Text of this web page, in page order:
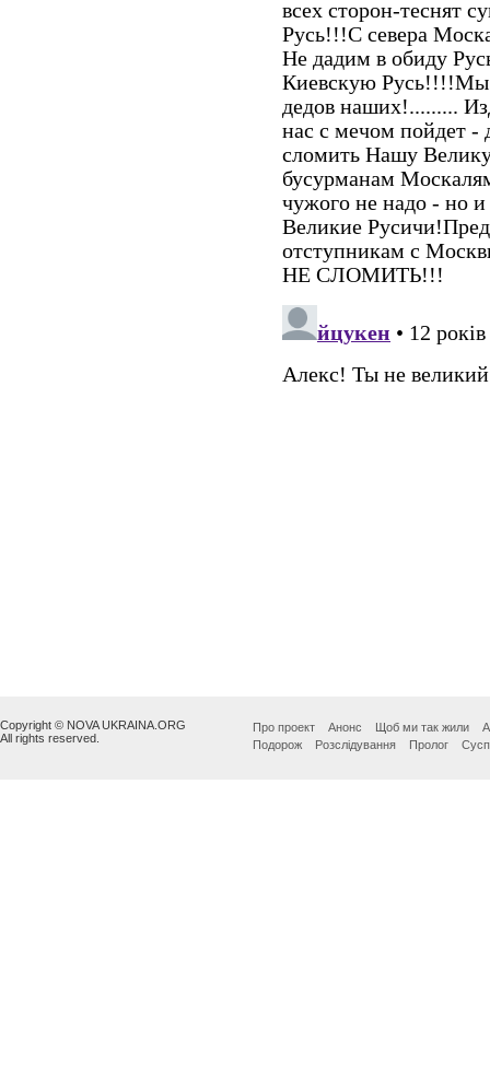
Copyright © NOVA UKRAINA.ORG
All rights reserved.
Про проект Анонс Щоб ми так жили
Подорож
Розслідування Пролог